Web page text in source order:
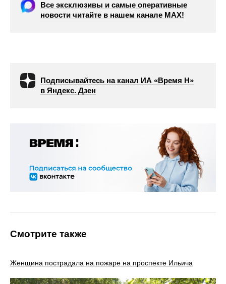
Все эксклюзивы и самые оперативные
новости читайте в нашем канале МАХ!
Подписывайтесь на канал ИА «Время Н»
в Яндекс. Дзен
Смотрите также
Женщина пострадала на пожаре на проспекте Ильича